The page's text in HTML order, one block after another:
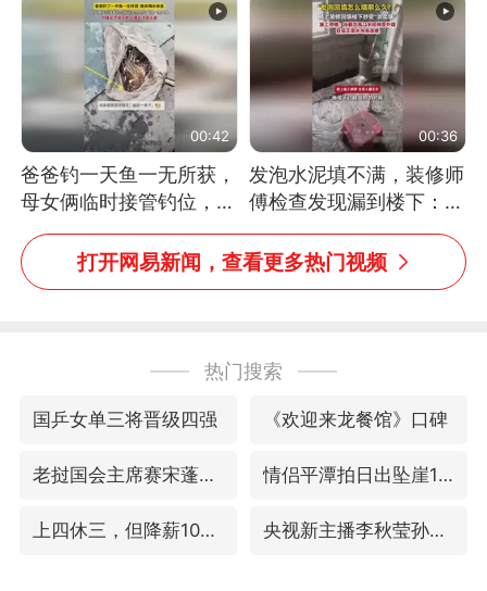
教！
00:42
爸爸钓一天鱼一无所获，
母女俩临时接管钓位，用
玩具鱼竿钓上大鱼
00:36
发泡水泥填不满，装修师
傅检查发现漏到楼下：出
风口未延伸到外墙
打开网易新闻，查看更多热门视频
热门搜索
国乒女单三将晋级四强 《欢迎来龙餐馆》口碑
老挝国会主席赛宋蓬逝世 情侣平潭拍日出坠崖1死1伤
上四休三，但降薪1000元，你接受吗？ 央视新主播李秋莹孙亚鹏亮相